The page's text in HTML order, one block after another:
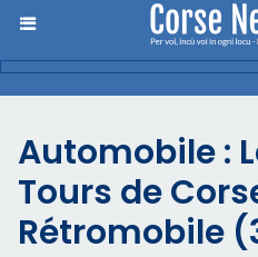
Automobile :
Tours de
Rétromobile